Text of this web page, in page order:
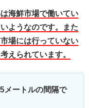
海鮮市場で働いてい
ようなのです。また
場には行っていない
えられています。
メートルの間隔で